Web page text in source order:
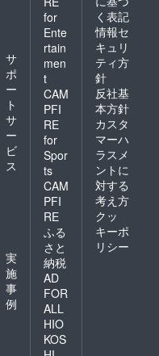
のパサ
つきが
気にな
らなく
なっ
た！」
（30
代・女
性）
「泡立
ちがよ
くて、
香りも
自然。
家族み
んなで
使って
ます」
（40
サ
ポ
ー
ト
サ
ー
ビ
ス
実
施
事
例
for
Ente
rtain
men
t
CAM
PFI
RE
for
Spor
ts
CAM
PFI
RE
ふる
さと
納税
AD
FOR
ALL
HIO
KOS
く表記
情報セ
キュリ
ティ方
針
反社基
本方針
カスタ
マーハ
ラスメ
ントに
対する
考え方
クッ
キーポ
リシー